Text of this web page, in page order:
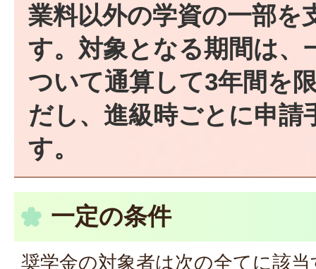
業料以外の学資の一部を
す。対象となる期間は、
ついて通算して3年間を
だし、進級時ごとに申請
す。
一定の条件
奨学金の対象者は次の全てに該